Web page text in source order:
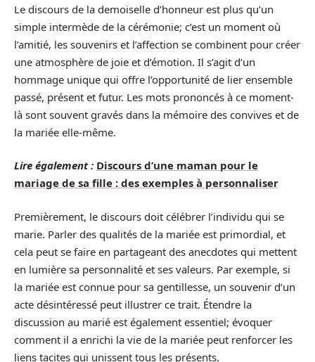
Le discours de la demoiselle d’honneur est plus qu’un
simple intermède de la cérémonie; c’est un moment où
l’amitié, les souvenirs et l’affection se combinent pour créer
une atmosphère de joie et d’émotion. Il s’agit d’un
hommage unique qui offre l’opportunité de lier ensemble
passé, présent et futur. Les mots prononcés à ce moment-
là sont souvent gravés dans la mémoire des convives et de
la mariée elle-même.
Lire également : Discours d’une maman pour le
mariage de sa fille : des exemples à personnaliser
Premièrement, le discours doit célébrer l’individu qui se
marie. Parler des qualités de la mariée est primordial, et
cela peut se faire en partageant des anecdotes qui mettent
en lumière sa personnalité et ses valeurs. Par exemple, si
la mariée est connue pour sa gentillesse, un souvenir d’un
acte désintéressé peut illustrer ce trait. Étendre la
discussion au marié est également essentiel; évoquer
comment il a enrichi la vie de la mariée peut renforcer les
liens tacites qui unissent tous les présents.